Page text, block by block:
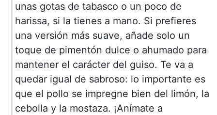
unas gotas de tabasco o un poco de
harissa, si la tienes a mano. Si prefieres
una versión más suave, añade solo un
toque de pimentón dulce o ahumado para
mantener el carácter del guiso. Te va a
quedar igual de sabroso: lo importante es
que el pollo se impregne bien del limón, la
cebolla y la mostaza. ¡Anímate a